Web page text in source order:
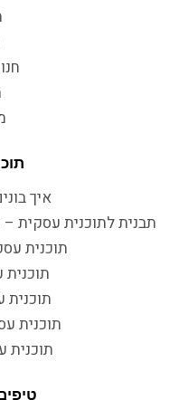
איך
תבנית לתוכנית עסקית –
תוכנית
תוכנית
תוכנית
תוכנית